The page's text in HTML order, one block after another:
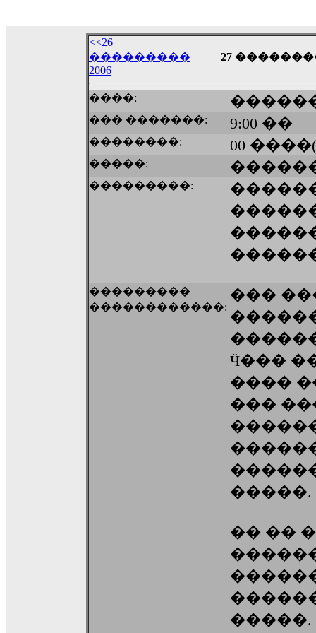
Echo, ���� �� ������� ��
�������������� ��������!
������ �� �����.. "������" ���
��������� ����, ���������
����� ��������� ��
������! ��� ������ �� �����...
������� ���� ���� ������;
<<26
���������
2006
27
����:
��� �������: 9:00 ��
��������: 00
�����:
���������:
���������
������������:
���
Ӵ���
����
���
�����.
�� ��